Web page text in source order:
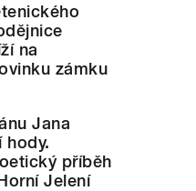
na
zámku
Jana
hody.
příběh
Jelení